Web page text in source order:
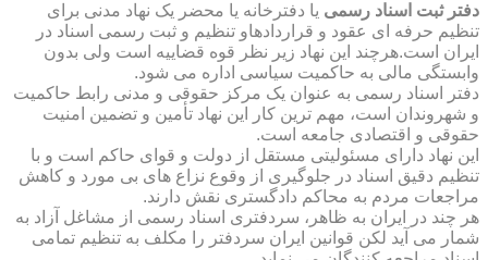
دفتر ثبت اسناد رسمی یا دفترخانه یا محضر یک نهاد مدنی برای
تنظیم حرفه ای عقود و قراردادهاو تنظیم و ثبت رسمی اسناد در
ایران است.هرچند این نهاد زیر نظر قوه قضاییه است ولی بدون
وابستگی مالی به حاکمیت سیاسی اداره می شود.
دفتر اسناد رسمی به عنوان یک مرکز حقوقی و مدنی رابط حاکمیت
و شهروندان است، مهم ترین کار این نهاد تأمین و تضمین امنیت
حقوقی و اقتصادی جامعه است.
این نهاد دارای مسئولیتی مستقل از دولت و قوای حاکم است و با
تنظیم دقیق اسناد در جلوگیری از وقوع نزاع های بی مورد و کاهش
مراجعات مردم به محاکم دادگستری نقش دارند.
هر چند در ایران به ظاهر، سردفتری اسناد رسمی از مشاغل آزاد به
شمار می آید لکن قوانین ایران سردفتر را مکلف به تنظیم تمامی